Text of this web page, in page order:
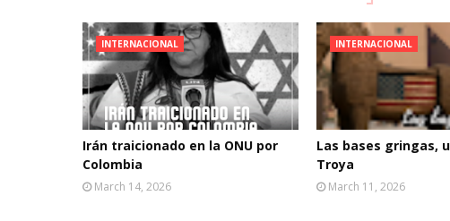
INTERNACIONAL
Irán traicionado en la ONU por
Colombia
March 14, 2026
INTERNACIONAL
Las bases gringas,
Troya
March 11, 2026